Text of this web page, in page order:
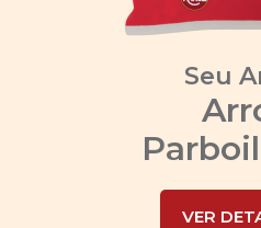
Seu
VER